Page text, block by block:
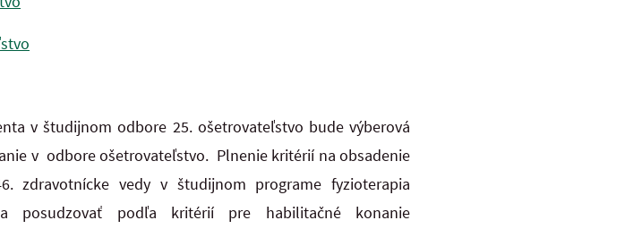
v študijnom odbore 25. ošetrovateľstvo bude výberová
v odbore ošetrovateľstvo. Plnenie kritérií na obsadenie
zdravotnícke vedy v študijnom programe fyzioterapia
posudzovať podľa kritérií pre habilitačné konanie